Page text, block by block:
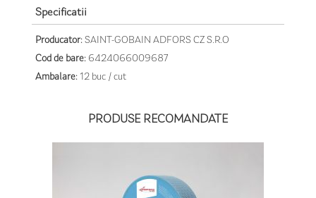
Specificatii
Producator: SAINT-GOBAIN ADFORS CZ S.R.O
Cod de bare: 6424066009687
Ambalare: 12 buc / cut
PRODUSE RECOMANDATE